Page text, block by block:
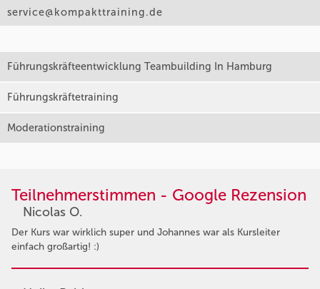
service@kompakttraining.de
Führungskräfteentwicklung Teambuilding In Hamburg
Führungskräftetraining
Moderationstraining
Teilnehmerstimmen - Google Rezension
Nicolas O.
Der Kurs war wirklich super und Johannes war als Kursleiter
einfach großartig! :)